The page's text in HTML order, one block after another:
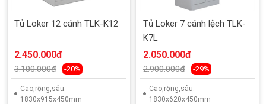
Tủ Loker 12 cánh TLK-K12
2.450.000đ
3.100.000đ -20%
Cao,rộng,sâu:
1830x915x450mm
Tủ Loker 7 cánh lệch TLK-
K7L
2.050.000đ
2.900.000đ -29%
Cao,rộng,sâu:
1830x620x450mm